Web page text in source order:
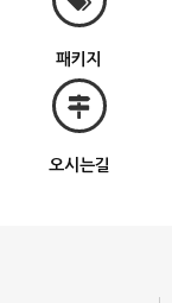
패키지
오시는길